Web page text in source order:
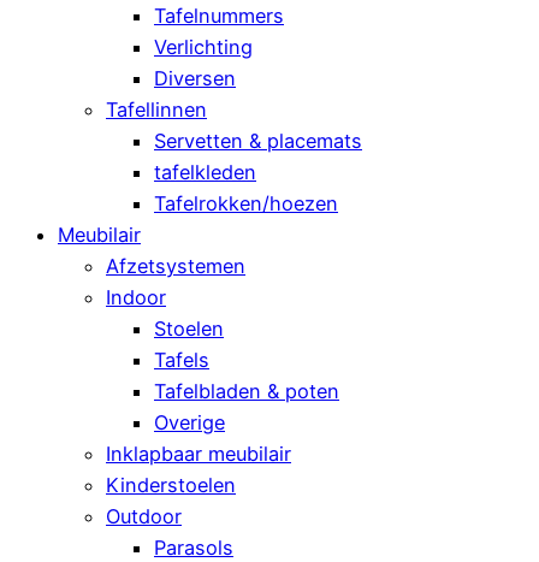
Tafelnummers
Verlichting
Diversen
Tafellinnen
Servetten & placemats
tafelkleden
Tafelrokken/hoezen
Meubilair
Afzetsystemen
Indoor
Stoelen
Tafels
Tafelbladen & poten
Overige
Inklapbaar meubilair
Kinderstoelen
Outdoor
Parasols